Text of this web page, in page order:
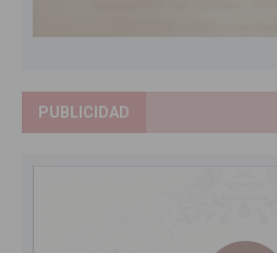
PUBLICIDAD